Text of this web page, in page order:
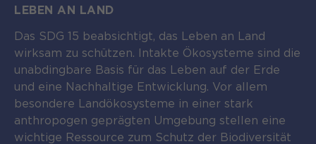
LEBEN AN LAND
Das SDG 15 beabsichtigt, das Leben an Land
wirksam zu schützen. Intakte Ökosysteme sind die
unabdingbare Basis für das Leben auf der Erde
und eine Nachhaltige Entwicklung. Vor allem
besondere Landökosysteme in einer stark
anthropogen geprägten Umgebung stellen eine
wichtige Ressource zum Schutz der Biodiversität